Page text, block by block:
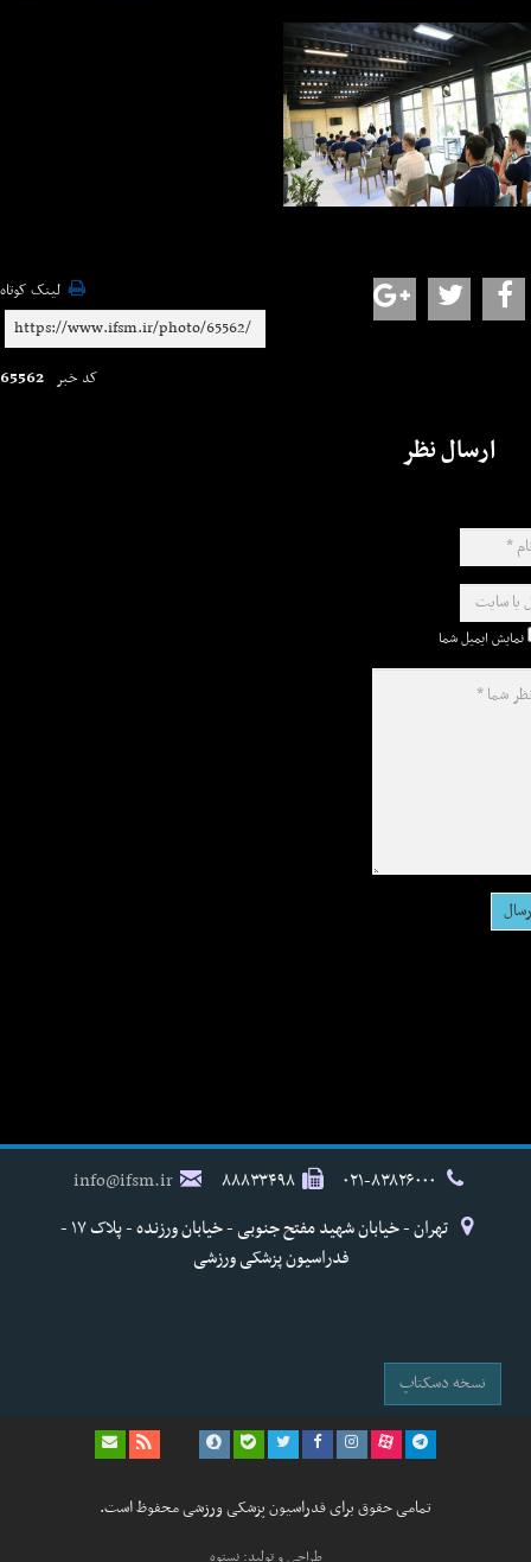
لینک کوتاه
کد خبر 65562
ارسال نظر
نمایش ایمیل شما
۸۸۸۳۳۴۹۸
info@ifsm.ir
تهران - خیابان شهید مفتح جنوبی - خیابان ورزنده - پلاک ۱۷ -
فدراسیون پزشکی ورزشی
نسخه دسکتاپ
تمامی حقوق برای فدراسیون پزشکی ورزشی محفوظ است.
طراحی و تولید: نستوه